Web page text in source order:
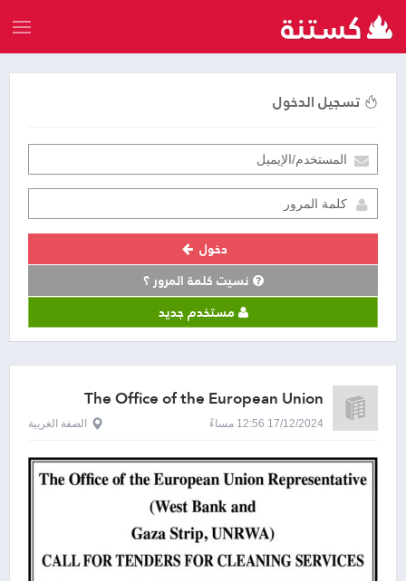
تسجيل الدخول
دخول
نسيت كلمة المرور ؟
مستخدم جديد
The Office of the European Union
Representative
17/12/2024 12:56 مساءً الضفة الغربية